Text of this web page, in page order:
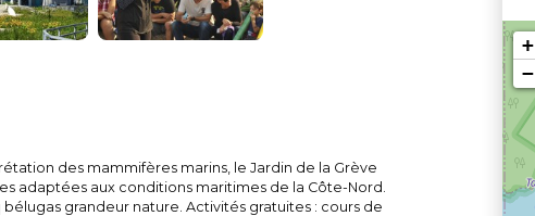
+
−
des mammifères marins, le Jardin de la Grève
adaptées aux conditions maritimes de la Côte-Nord.
grandeur nature. Activités gratuites : cours de